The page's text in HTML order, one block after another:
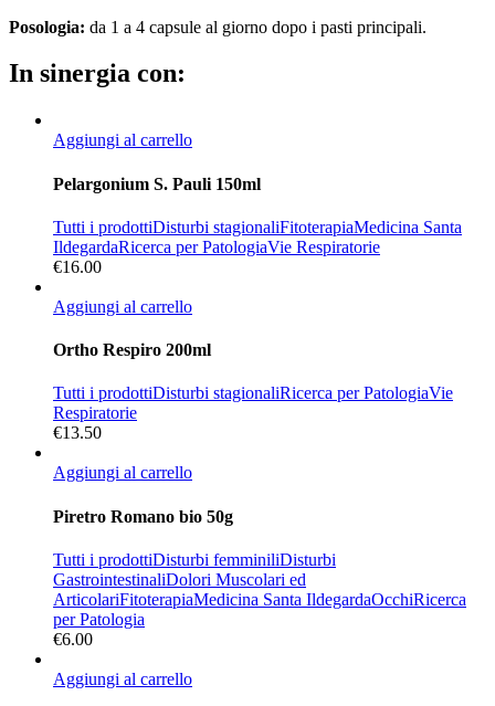
Posologia: da 1 a 4 capsule al giorno dopo i pasti principali.
In sinergia con:
Aggiungi al carrello
Pelargonium S. Pauli 150ml
Tutti i prodottiDisturbi stagionaliFitoterapiaMedicina Santa
IldegardaRicerca per PatologiaVie Respiratorie
€16.00
Aggiungi al carrello
Ortho Respiro 200ml
Tutti i prodottiDisturbi stagionaliRicerca per PatologiaVie
Respiratorie
€13.50
Aggiungi al carrello
Piretro Romano bio 50g
Tutti i prodottiDisturbi femminiliDisturbi
GastrointestinaliDolori Muscolari ed
ArticolariFitoterapiaMedicina Santa IldegardaOcchiRicerca
per Patologia
€6.00
Aggiungi al carrello